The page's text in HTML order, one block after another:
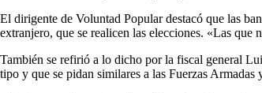
El dirigente de Voluntad Popular destacó que las
extranjero, que se realicen las elecciones. «Las que
También se refirió a lo dicho por la fiscal general
tipo y que se pidan similares a las Fuerzas